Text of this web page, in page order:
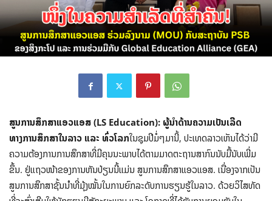
ສູນການສຶກສາແອວແອສ (LS Education): ຜູ້ນຳດ້ານຄວາມເປັນເລີດ
ທາງການສຶກສາໃນລາວ ແລະ ທົ່ວໂລກ​ໃນ​ຊຸມ​ປີ​ມໍ່ໆ​ມາ​ນີ້, ປະເທດລາວເຫັນໄດ້ວ່າມີ​
ຄວາມ​ຕ້ອງການ​ການ​ສຶກສາ​ທີ່​ມີ​ຄຸນ​ນະພາ​ບ​ໄດ້​ຕາມ​ມາດຕະຖານ​ສາກົນ​ນັບ​ມື້​ນັບ​ເພີ່ມ​
ຂຶ້ນ. ຢູ່ແຖວໜ້າຂອງການຫັນປ່ຽນນີ້ແມ່ນ ສູນການສຶກສາແອວແອສ. ເນື່ອງຈາກເປັນ
ສູນການສຶກສາຊັ້ນນຳທີ່ມຸ້ງໝັ້ນໃນການຍົກລະດັບການຮຽນຮູ້ໃນລາວ. ດ້ວຍວິໄສທັດ